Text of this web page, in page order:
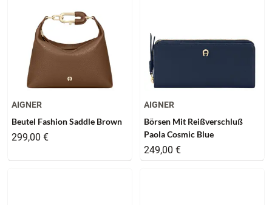
AIGNER
Beutel Fashion Saddle Brown
299,00 €
AIGNER
Börsen Mit Reißverschluß
Paola Cosmic Blue
249,00 €